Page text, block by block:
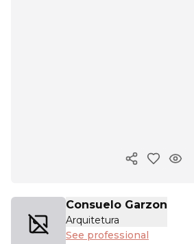
Copy ink
Consuelo Garzon
Arquitetura
See professional